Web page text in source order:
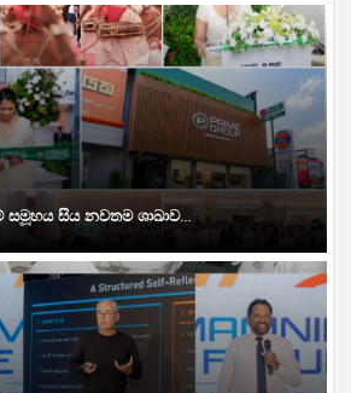
සමූහය සිය නවතම ශාඛාව...